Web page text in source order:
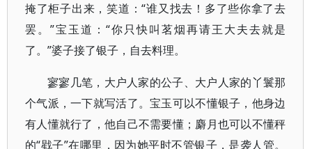
掩了柜子出来，笑道：“谁又找去！多了些你拿了去
罢。”宝玉道：“你只快叫茗烟再请王大夫去就是
了。”婆子接了银子，自去料理。
寥寥几笔，大户人家的公子、大户人家的丫鬟那
个气派，一下就写活了。宝玉可以不懂银子，他身边
有人懂就行了，他自己不需要懂；麝月也可以不懂秤
的“戥子”在哪里，因为她平时不管银子，是袭人管。